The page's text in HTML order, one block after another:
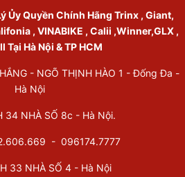
Ủy Quyền Chính Hãng Trinx , Giant,
, VINABIKE , Calii ,Winner,GLX ,
Tại Hà Nội & TP HCM
- NGÕ THỊNH HÀO 1 - Đống Đa -
Hà Nội
34 NHÀ SỐ 8c - Hà Nội.
- 096174.7777
33 NHÀ SỐ 4 - Hà Nội